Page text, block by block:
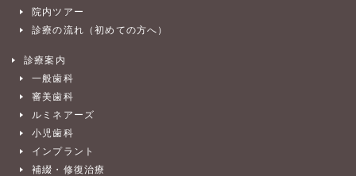
院内ツアー
診療の流れ（初めての方へ）
診療案内
一般歯科
審美歯科
ルミネアーズ
小児歯科
インプラント
補綴・修復治療